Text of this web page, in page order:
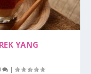
YANG
|